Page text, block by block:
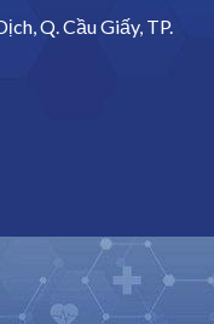
Q. Cầu Giấy, TP.